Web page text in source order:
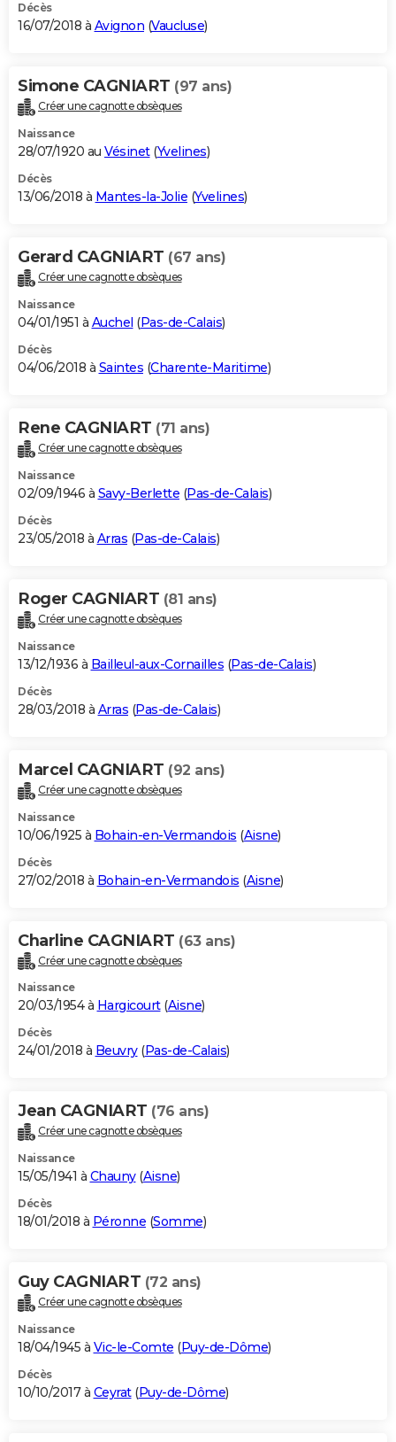
Décès
16/07/2018 à Avignon (Vaucluse)
Simone CAGNIART (97 ans)
Créer une cagnotte obsèques
Naissance
28/07/1920 au Vésinet(Yvelines)
Décès
13/06/2018 à Mantes-la-Jolie (Yvelines)
Gerard CAGNIART (67 ans)
Créer une cagnotte obsèques
Naissance
04/01/1951 à Auchel (Pas-de-Calais)
Décès
04/06/2018 à Saintes (Charente-Maritime)
Rene CAGNIART (71 ans)
Créer une cagnotte obsèques
Naissance
02/09/1946 à Savy-Berlette (Pas-de-Calais)
Décès
23/05/2018 à Arras (Pas-de-Calais)
Roger CAGNIART (81 ans)
Créer une cagnotte obsèques
Naissance
13/12/1936 à Bailleul-aux-Cornailles (Pas-de-Calais)
Décès
28/03/2018 à Arras (Pas-de-Calais)
Marcel CAGNIART (92 ans)
Créer une cagnotte obsèques
Naissance
10/06/1925 à Bohain-en-Vermandois (Aisne)
Décès
27/02/2018 à Bohain-en-Vermandois (Aisne)
Charline CAGNIART (63 ans)
Créer une cagnotte obsèques
Naissance
20/03/1954 à Hargicourt(Aisne)
Décès
24/01/2018 à Beuvry(Pas-de-Calais)
Jean CAGNIART (76 ans)
Créer une cagnotte obsèques
Naissance
15/05/1941 à Chauny(Aisne)
Décès
18/01/2018 à Péronne (Somme)
Guy CAGNIART (72 ans)
Créer une cagnotte obsèques
Naissance
18/04/1945 à Vic-le-Comte (Puy-de-Dôme)
Décès
10/10/2017 à Ceyrat(Puy-de-Dôme)